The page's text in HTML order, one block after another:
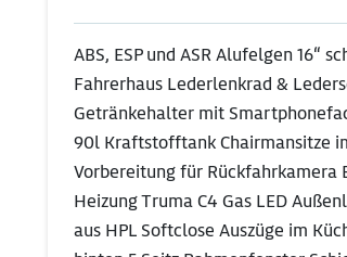
ABS, ESP und ASR Alufelgen
Fahrerhaus Lederlenkrad &
Getränkehalter mit
90l Kraftstofftank Chairmansitze
Vorbereitung für Rückfahrkamera
Heizung Truma C4 Gas LED
aus HPL Softclose Auszüge im